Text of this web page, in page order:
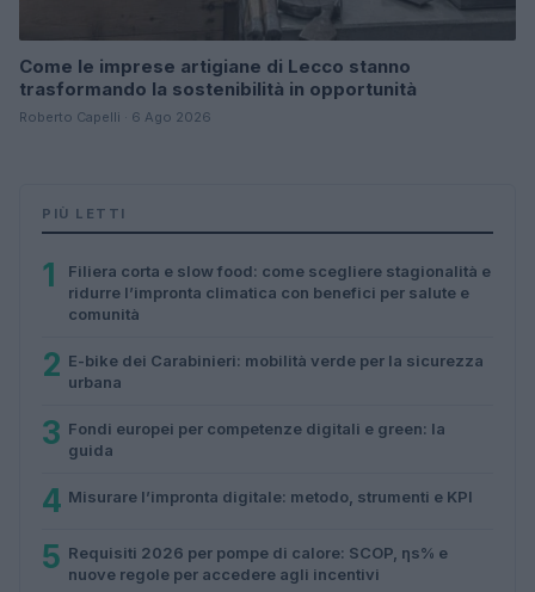
Come le imprese artigiane di Lecco stanno
trasformando la sostenibilità in opportunità
Roberto Capelli · 6 Ago 2026
PIÙ LETTI
1
Filiera corta e slow food: come scegliere stagionalità e
ridurre l’impronta climatica con benefici per salute e
comunità
2 E-bike dei Carabinieri: mobilità verde per la sicurezza
urbana
3 Fondi europei per competenze digitali e green: la
guida
4 Misurare l’impronta digitale: metodo, strumenti e KPI
5 Requisiti 2026 per pompe di calore: SCOP, ηs% e
nuove regole per accedere agli incentivi